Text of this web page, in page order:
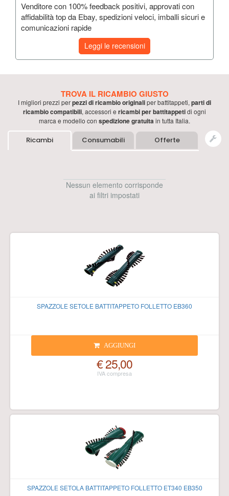
Venditore con 100% feedback positivi, approvati con
affidabilità top da Ebay, spedizioni veloci, imballi sicuri e
comunicazioni rapide
Leggi le recensioni
TROVA IL RICAMBIO GIUSTO
I migliori prezzi perpezzi di ricambio originaliperbattitappeti, parti di
ricambio compatibili, accessori e ricambi perbattitappetidi ogni
marca e modello con spedizione gratuitain tutta Italia.
Ricambi Consumabili Offerte
Nessun elemento corrisponde
ai filtri impostati
SPAZZOLE SETOLE BATTITAPPETO FOLLETTO EB360
AGGIUNGI
€ 25,00
SPAZZOLE SETOLA BATTITAPPETO FOLLETTO ET340 EB350